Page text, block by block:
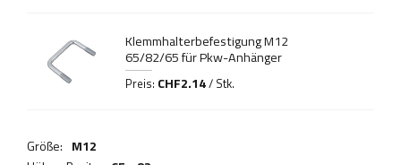
Klemmhalterbefestigung M12
65/82/65 für Pkw-Anhänger
Preis: CHF2.14/ Stk.
Größe: M12